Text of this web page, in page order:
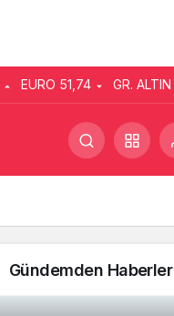
EURO 51,74 GR. ALTIN
Gündemden Haberler